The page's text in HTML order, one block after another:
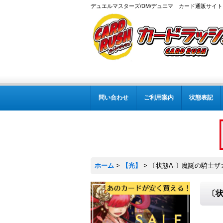
デュエルマスターズ/DM/デュエマ カード通販サイト
問い合わせ ご利用案内 状態表記
ホーム > 【光】 > 〔状態A-〕魔誕の騎士
〔